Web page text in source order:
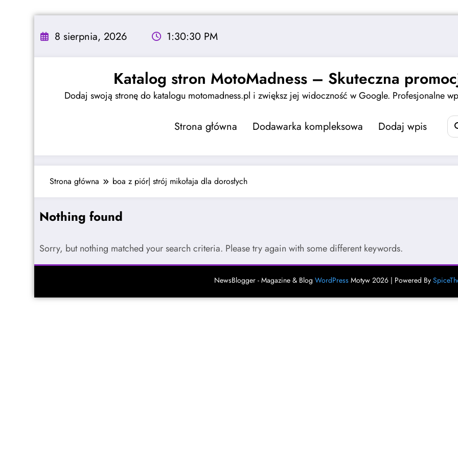
8 sierpnia, 2026 1:30:30 PM
Katalog stron MotoMadness – Skuteczna
Dodaj swoją stronę do katalogu motomadness.pl i zwiększ jej widoczność w Google. Profesjonalne
Strona główna Dodawarka kompleksowa Dodaj wpis
Strona główna boa z piór| strój mikołaja dla dorosłych
Nothing found
Sorry, but nothing matched your search criteria. Please try again with some different keywords.
NewsBlogger - Magazine & Blog WordPress Motyw 2026 | Powered By